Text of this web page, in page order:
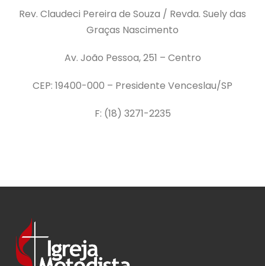
Rev. Claudeci Pereira de Souza / Revda. Suely das
Graças Nascimento
Av. João Pessoa, 251 – Centro
CEP: 19400-000 – Presidente Venceslau/SP
F: (18) 3271-2235